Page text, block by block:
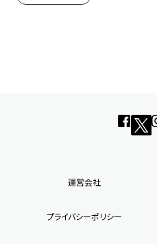
運営会社
プライバシーポリシー